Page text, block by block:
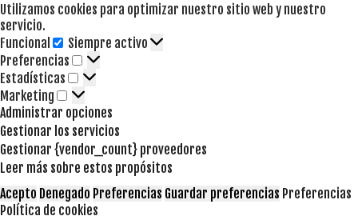
Utilizamos cookies para optimizar nuestro sitio web y nuestro
servicio.
Funcional
Funcional
Siempre activo
Preferencias
Preferencias
Estadísticas Estadísticas
Marketing Marketing
Administrar opciones
Gestionar los servicios
Gestionar {vendor_count} proveedores
Leer más sobre estos propósitos
Acepto Denegado Preferencias Guardar preferencias Preferencias
Política de cookies